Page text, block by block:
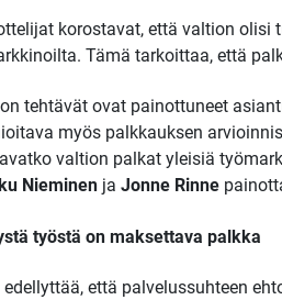
korostavat, että valtion
Tämä tarkoittaa, että
tehtävät ovat painottuneet
myös palkkauksen
valtion palkat yleisiä
Nieminenja Jonne Rinne
työstä on maksettava palkka
edellyttää, että palvelussuhteen